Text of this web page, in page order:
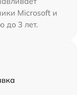
Microsoft и
до 3 лет.